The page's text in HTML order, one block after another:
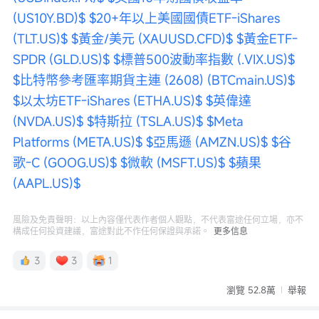
(US10Y.BD)$ $20+年以上美國國債ETF-iShares
(TLT.US)$ $黃金/美元 (XAUUSD.CFD)$ $黃金ETF-
SPDR (GLD.US)$ $標普500波動率指數 (.VIX.US)$
$比特幣參考匯率期貨主連 (2608) (BTCmain.US)$
$以太坊ETF-iShares (ETHA.US)$ $英偉達
(NVDA.US)$ $特斯拉 (TSLA.US)$ $Meta
Platforms (META.US)$ $亞馬遜 (AMZN.US)$ $谷
歌-C (GOOG.US)$ $微軟 (MSFT.US)$ $蘋果
(AAPL.US)$
風險及免責聲明：以上內容僅代表作者個人觀點，不代表富途任何立場，亦不
構成任何投資建議，富途對此不作任何保證與承諾。
更多信息
3 3 1
瀏覽 52.8萬 舉報